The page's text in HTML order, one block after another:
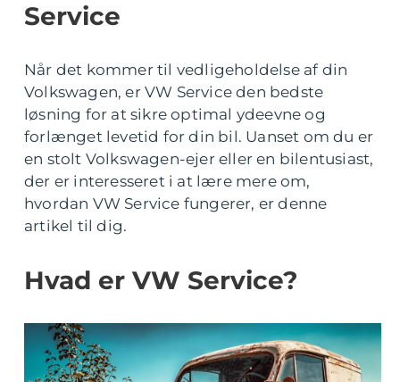
Service
Når det kommer til vedligeholdelse af din
Volkswagen, er VW Service den bedste
løsning for at sikre optimal ydeevne og
forlænget levetid for din bil. Uanset om du er
en stolt Volkswagen-ejer eller en bilentusiast,
der er interesseret i at lære mere om,
hvordan VW Service fungerer, er denne
artikel til dig.
Hvad er VW Service?